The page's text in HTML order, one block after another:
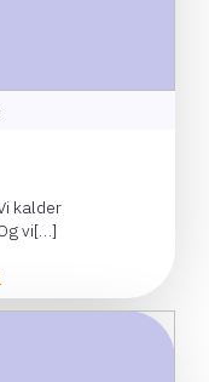
kalder
vi[…]